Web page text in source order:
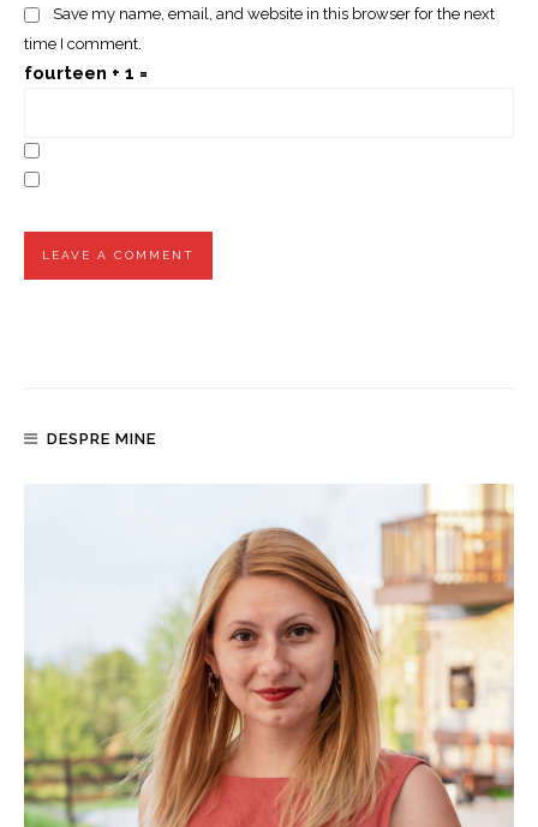
Save my name, email, and website in this browser for the next
time I comment.
fourteen + 1 =
DESPRE MINE